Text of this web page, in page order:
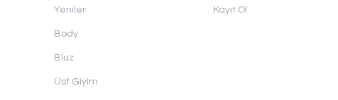
Yeniler
Body
Bluz
Üst Giyim
Kayıt Ol